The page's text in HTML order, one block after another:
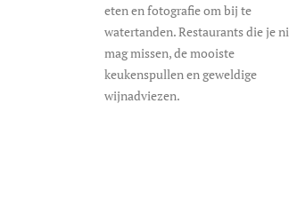
eten en fotografie om bij te
watertanden. Restaurants die je
mag missen, de mooiste
keukenspullen en geweldige
wijnadviezen.